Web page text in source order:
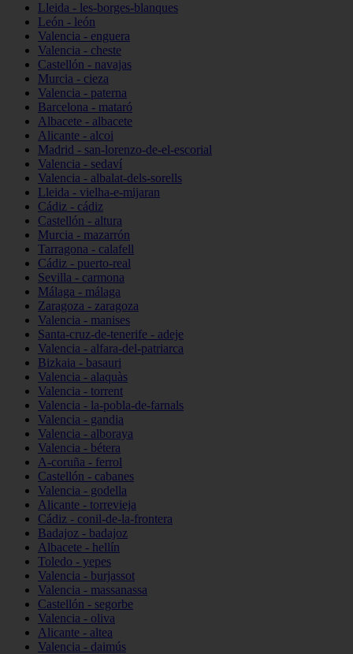
Lleida - les-borges-blanques
León - león
Valencia - enguera
Valencia - cheste
Castellón - navajas
Murcia - cieza
Valencia - paterna
Barcelona - mataró
Albacete - albacete
Alicante - alcoi
Madrid - san-lorenzo-de-el-escorial
Valencia - sedaví
Valencia - albalat-dels-sorells
Lleida - vielha-e-mijaran
Cádiz - cádiz
Castellón - altura
Murcia - mazarrón
Tarragona - calafell
Cádiz - puerto-real
Sevilla - carmona
Málaga - málaga
Zaragoza - zaragoza
Valencia - manises
Santa-cruz-de-tenerife - adeje
Valencia - alfara-del-patriarca
Bizkaia - basauri
Valencia - alaquàs
Valencia - torrent
Valencia - la-pobla-de-farnals
Valencia - gandia
Valencia - alboraya
Valencia - bétera
A-coruña - ferrol
Castellón - cabanes
Valencia - godella
Alicante - torrevieja
Cádiz - conil-de-la-frontera
Badajoz - badajoz
Albacete - hellín
Toledo - yepes
Valencia - burjassot
Valencia - massanassa
Castellón - segorbe
Valencia - oliva
Alicante - altea
Valencia - daimús